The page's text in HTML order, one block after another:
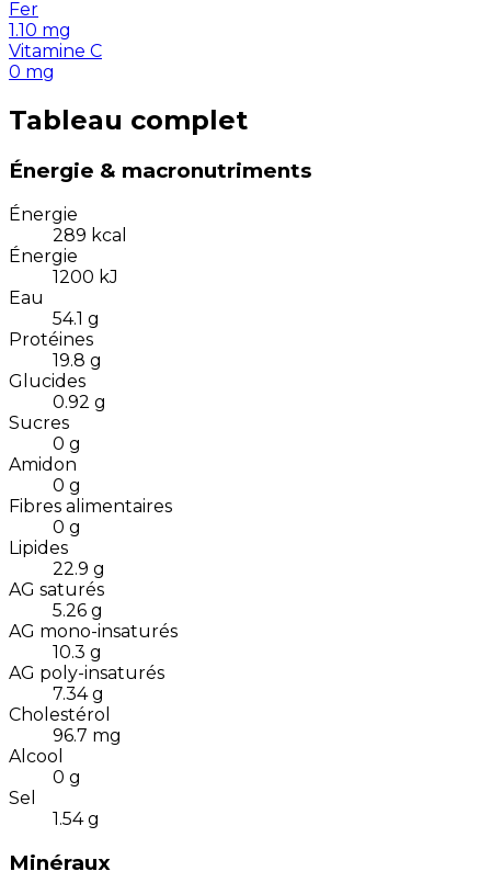
Fer
1.10 mg
Vitamine C
0 mg
Tableau complet
Énergie & macronutriments
Énergie
289 kcal
Énergie
1200 kJ
Eau
54.1 g
Protéines
19.8 g
Glucides
0.92 g
Sucres
0 g
Amidon
0 g
Fibres alimentaires
0 g
Lipides
22.9 g
AG saturés
5.26 g
AG mono-insaturés
10.3 g
AG poly-insaturés
7.34 g
Cholestérol
96.7 mg
Alcool
0 g
Sel
1.54 g
Minéraux